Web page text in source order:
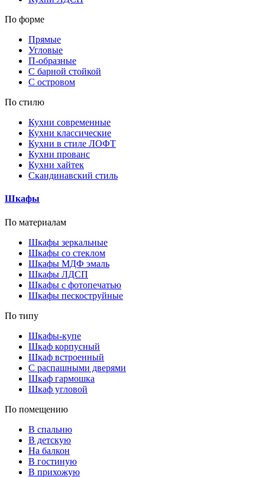
По форме
Прямые
Угловые
П-образные
С барной стойкой
С островом
По стилю
Кухни современные
Кухни классические
Кухни в стиле ЛОФТ
Кухни прованс
Кухни хайтек
Скандинавский стиль
Шкафы
По материалам
Шкафы зеркальные
Шкафы со стеклом
Шкафы МДФ эмаль
Шкафы ЛДСП
Шкафы с фотопечатью
Шкафы пескоструйные
По типу
Шкафы-купе
Шкаф корпусный
Шкаф встроенный
С распашными дверями
Шкаф гармошка
Шкаф угловой
По помещению
В спальню
В детскую
На балкон
В гостиную
В прихожую